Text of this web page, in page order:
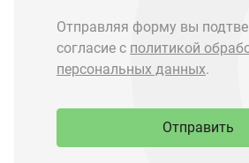
Запчасти Урал
Запчасти Камаз
Спецпредложения